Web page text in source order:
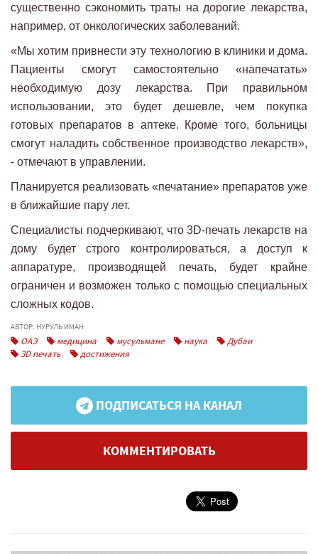
существенно сэкономить траты на дорогие лекарства,
например, от онкологических заболеваний.
«Мы хотим привнести эту технологию в клиники и дома.
Пациенты смогут самостоятельно «напечатать»
необходимую дозу лекарства. При правильном
использовании, это будет дешевле, чем покупка
готовых препаратов в аптеке. Кроме того, больницы
смогут наладить собственное производство лекарств»,
- отмечают в управлении.
Планируется реализовать «печатание» препаратов уже
в ближайшие пару лет.
Специалисты подчеркивают, что 3D-печать лекарств на
дому будет строго контролироваться, а доступ к
аппаратуре, производящей печать, будет крайне
ограничен и возможен только с помощью специальных
сложных кодов.
АВТОР: НУРУЛЬ ИМАН
ОАЭ медицина мусульмане наука
Дубаи
3D печать
достижения
ПОДПИСАТЬСЯ НА КАНАЛ
КОММЕНТИРОВАТЬ